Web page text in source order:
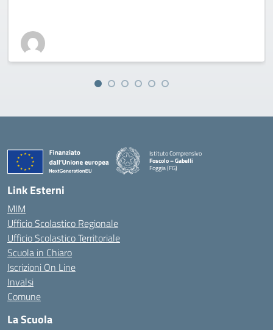
Istituto Comprensivo
Foscolo – Gabelli
Foggia (FG)
— Visita la pagina iniziale della scuola
Link Esterni
MIM
Ufficio Scolastico Regionale
Ufficio Scolastico Territoriale
Scuola in Chiaro
Iscrizioni On Line
Invalsi
Comune
La Scuola